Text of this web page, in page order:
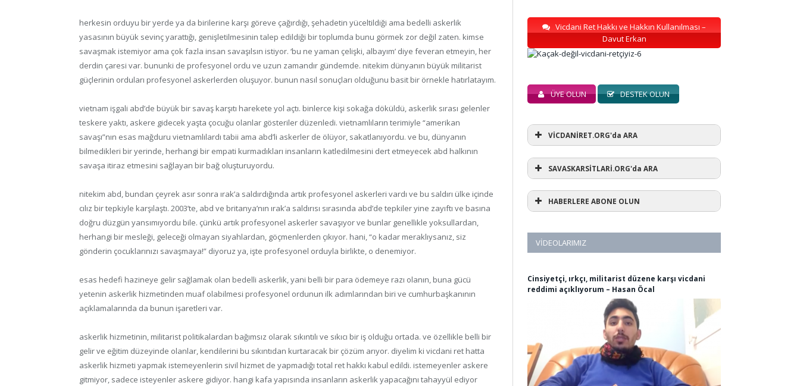
herkesin orduyu bir yerde ya da birilerine karşı göreve çağırdığı, şehadetin yüceltildiği ama bedelli askerlik
yasasının büyük sevinç yarattığı, genişletilmesinin talep edildiği bir toplumda bunu görmek zor değil zaten. kimse
savaşmak istemiyor ama çok fazla insan savaşılsın istiyor. ‘bu ne yaman çelişki, albayım’ diye feveran etmeyin, her
derdin çaresi var. bununki de profesyonel ordu ve uzun zamandır gündemde. nitekim dünyanın büyük militarist
güçlerinin orduları profesyonel askerlerden oluşuyor. bunun nasıl sonuçları olduğunu basit bir örnekle hatırlatayım.
vietnam işgali abd’de büyük bir savaş karşıtı harekete yol açtı. binlerce kişi sokağa döküldü, askerlik sırası gelenler
teskere yaktı, askere gidecek yaşta çocuğu olanlar gösteriler düzenledi. vietnamlıların terimiyle “amerikan
savaşı”nın esas mağduru vietnamlılardı tabii ama abd’li askerler de ölüyor, sakatlanıyordu. ve bu, dünyanın
bilmedikleri bir yerinde, herhangi bir empati kurmadıkları insanların katledilmesini dert etmeyecek abd halkının
savaşa itiraz etmesini sağlayan bir bağ oluşturuyordu.
nitekim abd, bundan çeyrek asır sonra ırak’a saldırdığında artık profesyonel askerleri vardı ve bu saldırı ülke içinde
cılız bir tepkiyle karşılaştı. 2003’te, abd ve britanya’nın ırak’a saldırısı sırasında abd’de tepkiler yine zayıftı ve basına
doğru düzgün yansımıyordu bile. çünkü artık profesyonel askerler savaşıyor ve bunlar genellikle yoksullardan,
herhangi bir mesleği, geleceği olmayan siyahlardan, göçmenlerden çıkıyor. hani, “o kadar meraklıysanız, siz
gönderin çocuklarınızı savaşmaya!” diyoruz ya, işte profesyonel orduyla birlikte, o denemiyor.
esas hedefi hazineye gelir sağlamak olan bedelli askerlik, yani belli bir para ödemeye razı olanın, buna gücü
yetenin askerlik hizmetinden muaf olabilmesi profesyonel ordunun ilk adımlarından biri ve cumhurbaşkanının
açıklamalarında da bunun işaretleri var.
askerlik hizmetinin, militarist politikalardan bağımsız olarak sıkıntılı ve sıkıcı bir iş olduğu ortada. ve özellikle belli bir
gelir ve eğitim düzeyinde olanlar, kendilerini bu sıkıntıdan kurtaracak bir çözüm arıyor. diyelim ki vicdani ret hatta
askerlik hizmeti yapmak istemeyenlerin sivil hizmet de yapmadığı total ret hakkı kabul edildi. istemeyenler askere
gitmiyor, sadece isteyenler askere gidiyor. hangi kafa yapısında insanların askerlik yapacağını tahayyül ediyor
Vicdani Ret Hakkı ve Hakkın Kullanılması –
Davut Erkan
ÜYE OLUN DESTEK OLUN
VİCDANİRET.ORG'da ARA
SAVASKARSİTLARİ.ORG'da ARA
HABERLERE ABONE OLUN
VIDEOLARIMIZ
Cinsiyetçi, ırkçı, militarist düzene karşı vicdani
reddimi açıklıyorum – Hasan Öcal